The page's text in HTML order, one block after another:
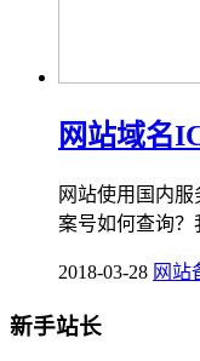
网站域名
网站使用国内
案号如何查询？
2018-03-28 网站
新手站长